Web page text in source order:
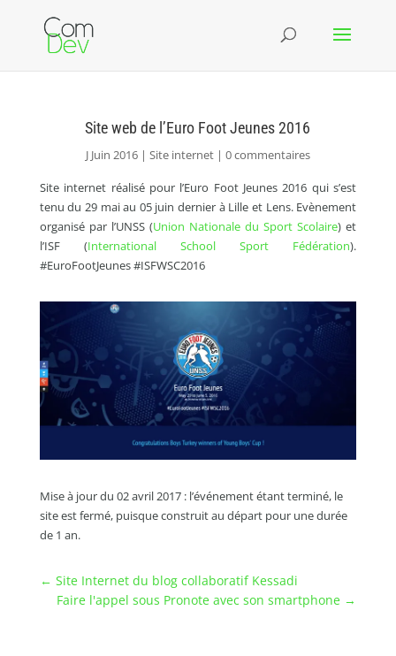
Site web de l’Euro Foot Jeunes 2016
J Juin 2016 Site internet 0 commentaires
Site internet réalisé pour l’Euro Foot Jeunes 2016 qui s’est
tenu du 29 mai au 05 juin dernier à Lille et Lens. Evènement
organisé par l’UNSS (Union Nationale du Sport Scolaire) et
l’ISF (International School Sport Fédération).
#EuroFootJeunes #ISFWSC2016
Mise à jour du 02 avril 2017 : l’événement étant terminé, le
site est fermé, puisque construit au départ pour une durée
de 1 an.
← Site Internet du blog collaboratif Kessadi
Faire l'appel sous Pronote avec son smartphone →